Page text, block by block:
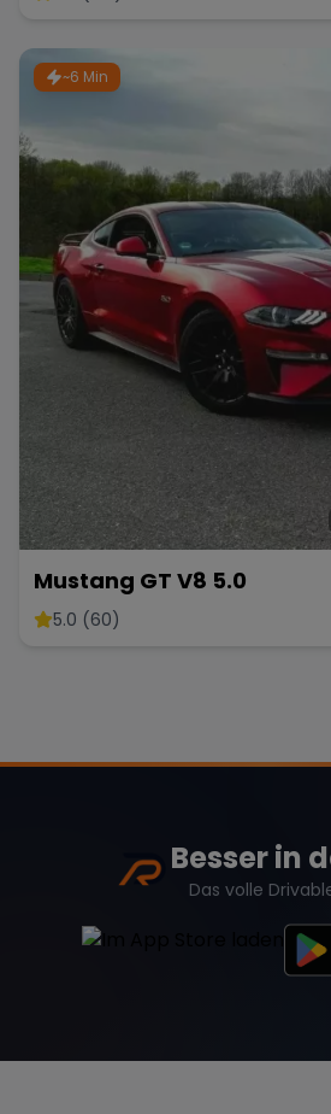
~6 Min
Mustang GT V8 5.0
5.0 (60)
Besser in
Das volle